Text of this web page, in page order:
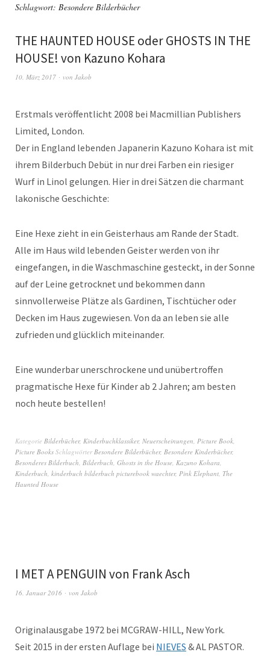
Schlagwort: Besondere Bilderbücher
THE HAUNTED HOUSE oder GHOSTS IN THE
HOUSE! von Kazuno Kohara
10. März 2017 von Jakob
Erstmals veröffentlicht 2008 bei Macmillian Publishers
Limited, London.
Der in England lebenden Japanerin Kazuno Kohara ist mit
ihrem Bilderbuch Debüt in nur drei Farben ein riesiger
Wurf in Linol gelungen. Hier in drei Sätzen die charmant
lakonische Geschichte:
Eine Hexe zieht in ein Geisterhaus am Rande der Stadt.
Alle im Haus wild lebenden Geister werden von ihr
eingefangen, in die Waschmaschine gesteckt, in der Sonne
auf der Leine getrocknet und bekommen dann
sinnvollerweise Plätze als Gardinen, Tischtücher oder
Decken im Haus zugewiesen. Von da an leben sie alle
zufrieden und glücklich miteinander.
Eine wunderbar unerschrockene und unübertroffen
pragmatische Hexe für Kinder ab 2 Jahren; am besten
noch heute bestellen!
Kategorie Bilderbücher, Kinderbuchklassiker, Neuerscheinungen, Picture Book,
Picture Books SchlagwörterBesondere Bilderbücher, Besondere Kinderbücher,
Besonderes Bilderbuch, Bilderbuch, Ghosts in the House, Kazuno Kohara,
Kinderbuch, kinderbuch bilderbuch picturebook waechter, Pink Elephant, The
Haunted House
I MET A PENGUIN von Frank Asch
16. Januar 2016 von Jakob
Originalausgabe 1972 bei MCGRAW-HILL, New York.
Seit 2015 in der ersten Auflage bei NIEVES & AL PASTOR.